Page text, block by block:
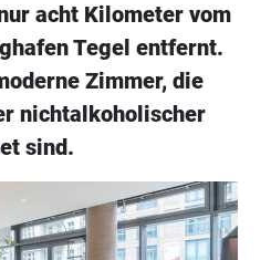
acht Kilometer vom
Tegel entfernt.
Zimmer, die
nichtalkoholischer
sind.